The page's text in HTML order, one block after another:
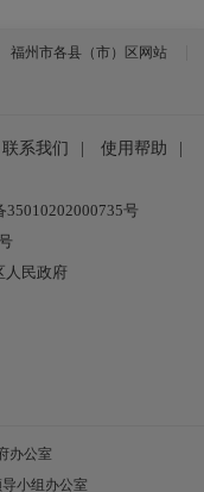
福州市各县（市）区网站
联系我们 使用帮助
35010202000735号
人民政府
办公室
小组办公室